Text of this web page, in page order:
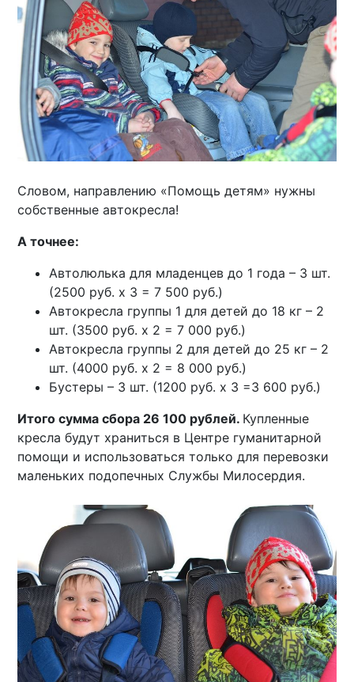
Словом, направлению «Помощь детям» нужны
собственные автокресла!
А точнее:
Автолюлька для младенцев до 1 года – 3 шт.
(2500 руб. х 3 = 7 500 руб.)
Автокресла группы 1 для детей до 18 кг – 2
шт. (3500 руб. х 2 = 7 000 руб.)
Автокресла группы 2 для детей до 25 кг – 2
шт. (4000 руб. х 2 = 8 000 руб.)
Бустеры – 3 шт. (1200 руб. х 3 =3 600 руб.)
Итого сумма сбора 26 100 рублей. Купленные
кресла будут храниться в Центре гуманитарной
помощи и использоваться только для перевозки
маленьких подопечных Службы Милосердия.